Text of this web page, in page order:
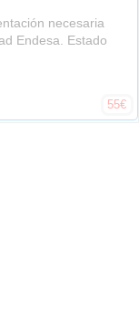
necesaria
Endesa. Estado
55€